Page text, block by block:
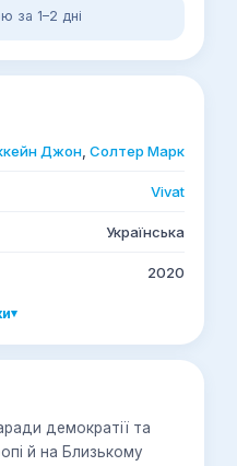
за 1–2 дні
Джон Солтер Марк
Vivat
Українська
2020
▾
демократії та
й на Близькому